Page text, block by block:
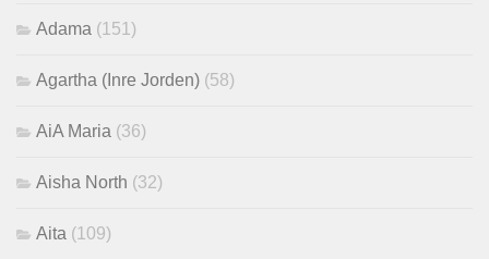
Adama (151)
Agartha (Inre Jorden) (58)
AiA Maria (36)
Aisha North (32)
Aita (109)